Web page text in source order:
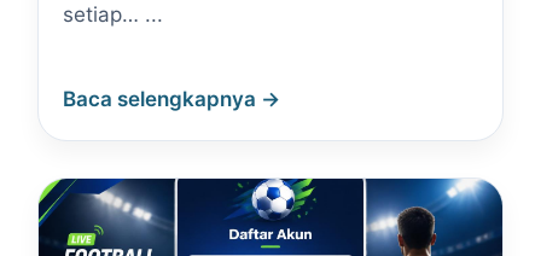
setiap… ...
Baca selengkapnya →